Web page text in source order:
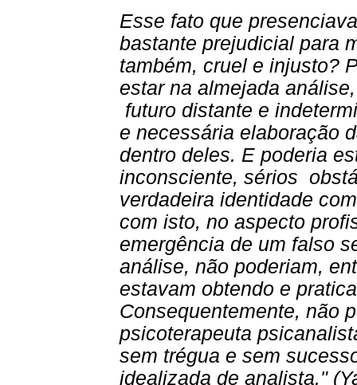
Esse fato que
bastante prejudicial para
também, cruel e injusto?
estar na almejada
futuro distante e
e necessária elaboração
dentro deles. E poderia
inconsciente, sérios
verdadeira identidade
com isto, no aspecto
emergência de um falso
análise, não poderiam,
estavam obtendo e
Consequentemente, não
psicoterapeuta
sem trégua e sem
idealizada de analista."